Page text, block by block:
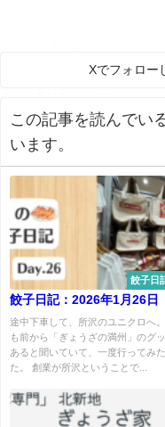
Xでフォロー
この記事を読んでい
います。
餃子日
餃子日記：2026年1月26日
途中下車して、所沢のユニクロへ
も前から「ぎょうざの満州」のグ
あると聞いていて、一度行ってみ
た。 創業が所沢ということで...